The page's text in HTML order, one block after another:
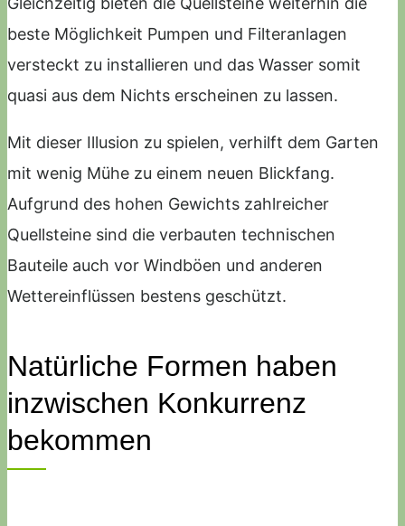
beste Möglichkeit Pumpen und Filteranlagen
versteckt zu installieren und das Wasser somit
quasi aus dem Nichts erscheinen zu lassen.
Mit dieser Illusion zu spielen, verhilft dem Garten
mit wenig Mühe zu einem neuen Blickfang.
Aufgrund des hohen Gewichts zahlreicher
Quellsteine sind die verbauten technischen
Bauteile auch vor Windböen und anderen
Wettereinflüssen bestens geschützt.
Natürliche Formen haben
inzwischen Konkurrenz
bekommen